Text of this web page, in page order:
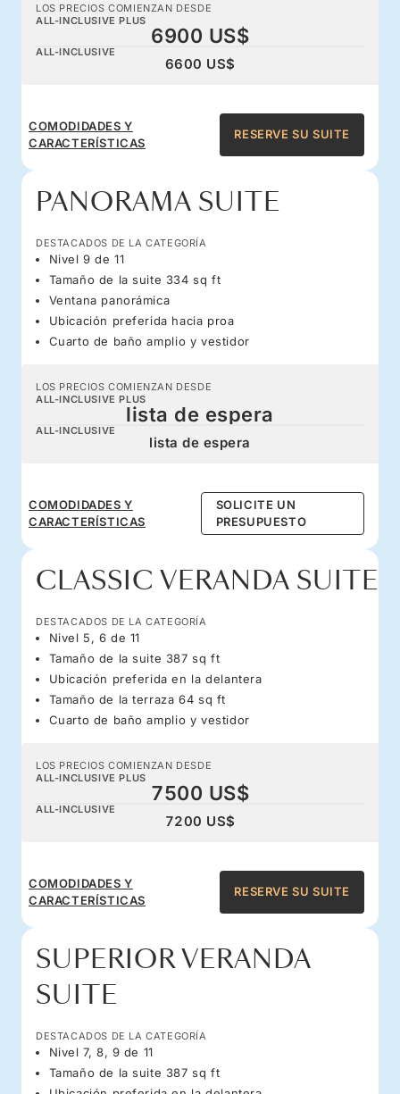
LOS PRECIOS COMIENZAN DESDE
ALL-INCLUSIVE PLUS
6900 US$
ALL-INCLUSIVE
6600 US$
COMODIDADES Y
CARACTERÍSTICAS
RESERVE SU SUITE
PANORAMA SUITE
DESTACADOS DE LA CATEGORÍA
Nivel 9 de 11
Tamaño de la suite 334 sq ft
Ventana panorámica
Ubicación preferida hacia proa
Cuarto de baño amplio y vestidor
LOS PRECIOS COMIENZAN DESDE
ALL-INCLUSIVE PLUS
lista de espera
ALL-INCLUSIVE
lista de espera
COMODIDADES Y
CARACTERÍSTICAS
SOLICITE UN
PRESUPUESTO
CLASSIC VERANDA SUITE
DESTACADOS DE LA CATEGORÍA
Nivel 5, 6 de 11
Tamaño de la suite 387 sq ft
Ubicación preferida en la delantera
Tamaño de la terraza 64 sq ft
Cuarto de baño amplio y vestidor
LOS PRECIOS COMIENZAN DESDE
ALL-INCLUSIVE PLUS
7500 US$
ALL-INCLUSIVE
7200 US$
COMODIDADES Y
CARACTERÍSTICAS
RESERVE SU SUITE
SUPERIOR VERANDA
SUITE
DESTACADOS DE LA CATEGORÍA
Nivel 7, 8, 9 de 11
Tamaño de la suite 387 sq ft